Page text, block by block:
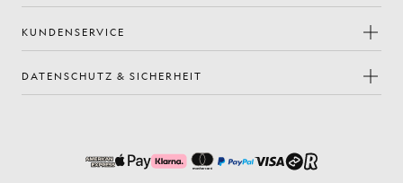
KUNDENSERVICE
DATENSCHUTZ & SICHERHEIT